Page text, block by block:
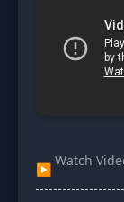
▶
Watch